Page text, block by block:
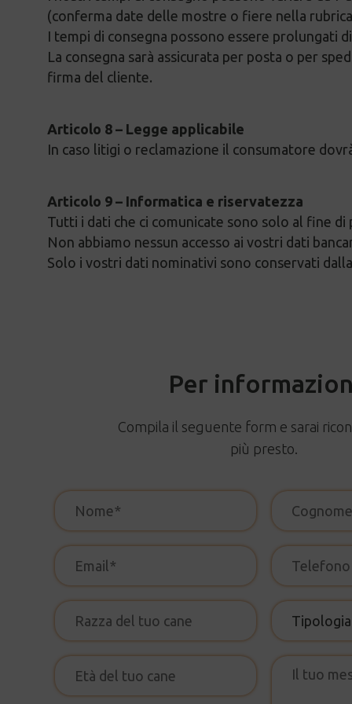
(conferma date delle mostre o fiere nella
I tempi di consegna possono essere prolungati
La consegna sarà assicurata per posta o per
firma del cliente.
Articolo 8 – Legge applicabile
In caso litigi o reclamazione il consumatore
Articolo 9 – Informatica e riservatezza
Tutti i dati che ci comunicate sono solo al fine
Non abbiamo nessun accesso ai vostri dati
Solo i vostri dati nominativi sono conservati
Per
Compila il seguente form e sarai
più presto.